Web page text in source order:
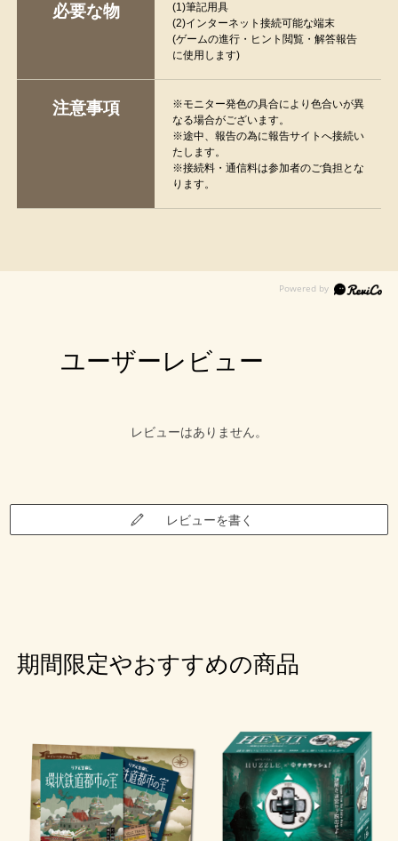
必要な物
(1)筆記用具
(2)インターネット接続可能な端末
(ゲームの進行・ヒント閲覧・解答報告
に使用します)
注意事項
※モニター発色の具合により色合いが異
なる場合がございます。
※途中、報告の為に報告サイトへ接続い
たします。
※接続料・通信料は参加者のご負担とな
ります。
ユーザーレビュー
レビューはありません。
レビューを書く
期間限定やおすすめの商品